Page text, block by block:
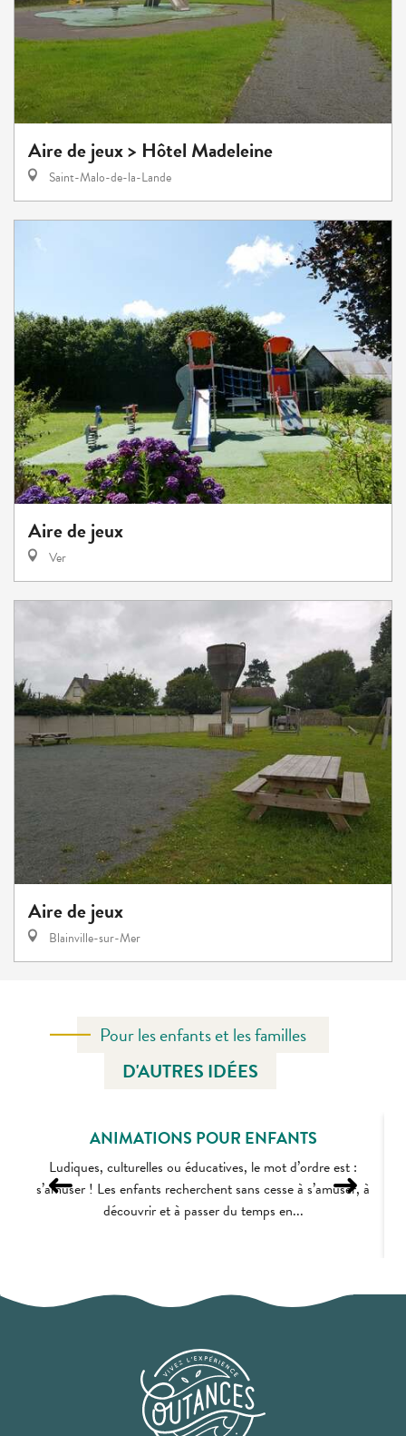
Aire de jeux > Hôtel Madeleine
Saint-Malo-de-la-Lande
Aire de jeux
Ver
Aire de jeux
Blainville-sur-Mer
Pour les enfants et les familles
D'AUTRES IDÉES
ANIMATIONS POUR ENFANTS
Ludiques, culturelles ou éducatives, le mot d’ordre est :
s’amuser ! Les enfants recherchent sans cesse à s’amuser, à
découvrir et à passer du temps en...